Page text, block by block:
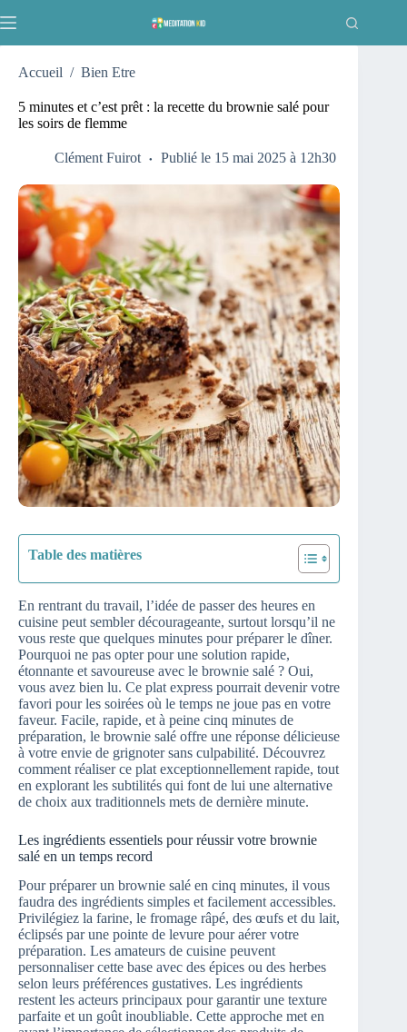
au
Accueil / Bien Etre
5 minutes et c’est prêt : la recette du brownie salé pour
les soirs de flemme
Clément Fuirot Publié le 15 mai 2025 à 12h30
Table des matières
En rentrant du travail, l’idée de passer des heures en
cuisine peut sembler décourageante, surtout lorsqu’il ne
vous reste que quelques minutes pour préparer le dîner.
Pourquoi ne pas opter pour une solution rapide,
étonnante et savoureuse avec le brownie salé ? Oui,
vous avez bien lu. Ce plat express pourrait devenir votre
favori pour les soirées où le temps ne joue pas en votre
faveur. Facile, rapide, et à peine cinq minutes de
préparation, le brownie salé offre une réponse délicieuse
à votre envie de grignoter sans culpabilité. Découvrez
comment réaliser ce plat exceptionnellement rapide, tout
en explorant les subtilités qui font de lui une alternative
de choix aux traditionnels mets de dernière minute.
Les ingrédients essentiels pour réussir votre brownie
salé en un temps record
Pour préparer un brownie salé en cinq minutes, il vous
faudra des ingrédients simples et facilement accessibles.
Privilégiez la farine, le fromage râpé, des œufs et du lait,
éclipsés par une pointe de levure pour aérer votre
préparation. Les amateurs de cuisine peuvent
personnaliser cette base avec des épices ou des herbes
selon leurs préférences gustatives. Les ingrédients
restent les acteurs principaux pour garantir une texture
parfaite et un goût inoubliable. Cette approche met en